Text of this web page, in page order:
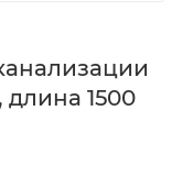
длина 1500